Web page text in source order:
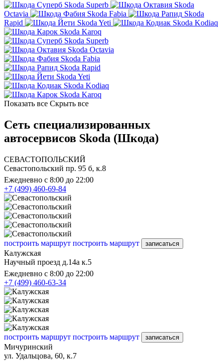
Skoda Superb
Skoda
Octavia
Skoda Fabia
Skoda
Rapid
Skoda Yeti
Skoda Kodiaq
Skoda Karoq
Skoda Superb
Skoda Octavia
Skoda Fabia
Skoda Rapid
Skoda Yeti
Skoda Kodiaq
Skoda Karoq
Показать все Скрыть все
Сеть специализированных
автосервисов Skoda (Шкода)
СЕВАСТОПОЛЬСКИЙ
Севастопольский пр. 95 б, к.8
Ежедневно с 8:00 до 22:00
+7 (499) 460-69-84
построить маршрут построить маршрут записаться
Калужская
Научный проезд д.14а к.5
Ежедневно с 8:00 до 22:00
+7 (499) 460-63-34
построить маршрут построить маршрут записаться
Мичуринский
ул. Удальцова, 60, к.7